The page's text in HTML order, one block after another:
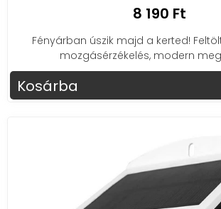
8 190 Ft
Fényárban úszik majd a kerted!
mozgásérzékelés, modern
Kosárba